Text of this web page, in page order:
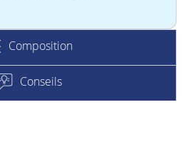
Composition
Conseils